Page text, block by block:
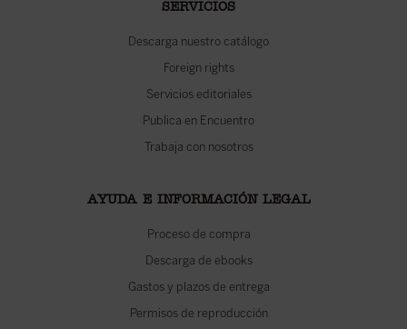
SERVICIOS
Descarga nuestro catálogo
Foreign rights
Servicios editoriales
Publica en Encuentro
Trabaja con nosotros
AYUDA E INFORMACIÓN LEGAL
Proceso de compra
Descarga de ebooks
Gastos y plazos de entrega
Permisos de reproducción